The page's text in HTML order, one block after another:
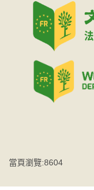
當頁瀏覽:8604